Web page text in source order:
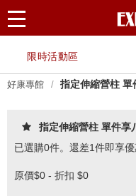
限時活動區
好康專館
指定伸縮營柱 單
享88折
$2680 露營椅
$2400 露營椅
救生衣兩件優
NUIT 魔方收納
險王 單人充氣
特NUIT 金士曼
件 $888
惠 冒險王 自動
10CM 可拼接
任一款 享加購
努特 金牌特務
NTF354 布魯
NUIT 三角衛星
NUIT 四角衛星
NUIT 鋁合金雙
NUIT 傑森 鋁合
NUIT 森友會
鐵灰色 限量背
特NUIT 霹靂遊
布
Y叉二通管營柱
跑酷滑板桌 (四
$500優惠)
帆布鋁合金小
指定伸縮營柱 單件享
已選購0件。還差1件即享優
原價$0 - 折扣 $0